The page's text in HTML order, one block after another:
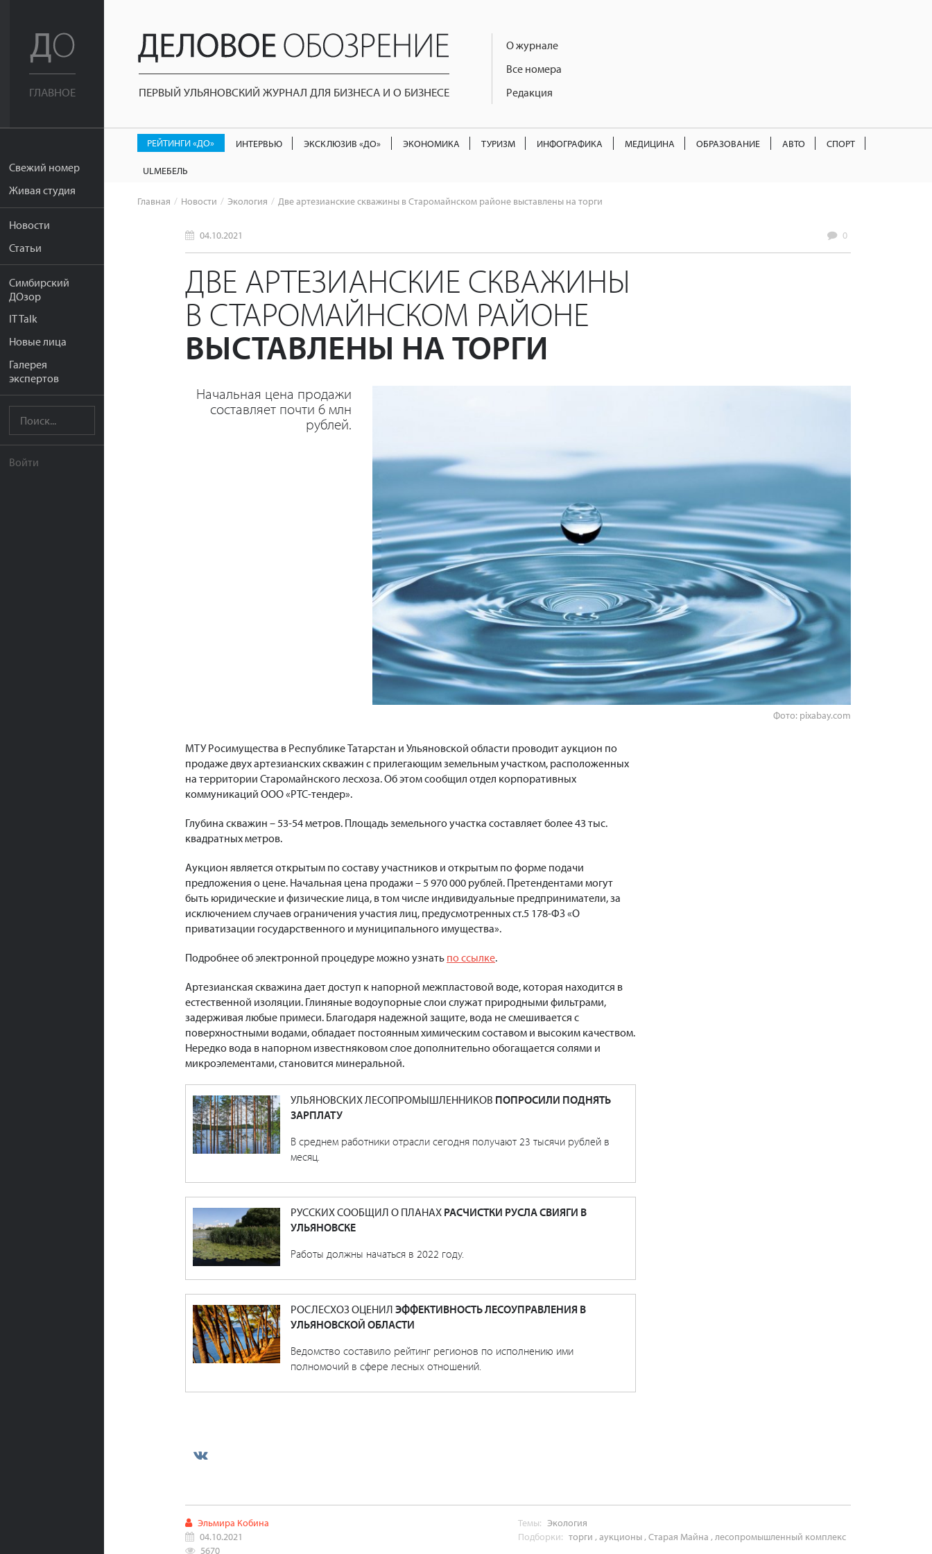
ГЛАВНОЕ
Свежий номер
Живая студия
Новости
Статьи
Симбирский
ДОзор
IT Talk
Новые лица
Галерея
экспертов
Войти
ПЕРВЫЙ УЛЬЯНОВСКИЙ ЖУРНАЛ ДЛЯ БИЗНЕСА И О БИЗНЕСЕ
О журнале
Все номера
Редакция
РЕЙТИНГИ «ДО» ИНТЕРВЬЮ ЭКСКЛЮЗИВ «ДО» ЭКОНОМИКА ТУРИЗМ ИНФОГРАФИКА МЕДИЦИНА ОБРАЗОВАНИЕ АВТО СПОРТ
ULМЕБЕЛЬ
Главная Новости Экология Две артезианские скважины в Старомайнском районе выставлены на торги
04.10.2021 0
ДВЕ АРТЕЗИАНСКИЕ СКВАЖИНЫ
В СТАРОМАЙНСКОМ РАЙОНЕ
ВЫСТАВЛЕНЫ НА ТОРГИ
Начальная цена продажи
составляет почти 6 млн
рублей.
Фото: pixabay.com
МТУ Росимущества в Республике Татарстан и Ульяновской области проводит аукцион по
продаже двух артезианских скважин с прилегающим земельным участком, расположенных
на территории Старомайнского лесхоза. Об этом сообщил отдел корпоративных
коммуникаций ООО «РТС-тендер».
Глубина скважин – 53-54 метров. Площадь земельного участка составляет более 43 тыс.
квадратных метров.
Аукцион является открытым по составу участников и открытым по форме подачи
предложения о цене. Начальная цена продажи – 5 970 000 рублей. Претендентами могут
быть юридические и физические лица, в том числе индивидуальные предприниматели, за
исключением случаев ограничения участия лиц, предусмотренных ст.5 178-ФЗ «О
приватизации государственного и муниципального имущества».
Подробнее об электронной процедуре можно узнать поссылке.
Артезианская скважина дает доступ к напорной межпластовой воде, которая находится в
естественной изоляции. Глиняные водоупорные слои служат природными фильтрами,
задерживая любые примеси. Благодаря надежной защите, вода не смешивается с
поверхностными водами, обладает постоянным химическим составом и высоким качеством.
Нередко вода в напорном известняковом слое дополнительно обогащается солями и
микроэлементами, становится минеральной.
УЛЬЯНОВСКИХ ЛЕСОПРОМЫШЛЕННИКОВ ПОПРОСИЛИ ПОДНЯТЬ
ЗАРПЛАТУ
В среднем работники отрасли сегодня получают 23 тысячи рублей в
месяц.
РУССКИХ СООБЩИЛ О ПЛАНАХ РАСЧИСТКИ РУСЛА СВИЯГИ В
УЛЬЯНОВСКЕ
Работы должны начаться в 2022 году.
РОСЛЕСХОЗ ОЦЕНИЛ ЭФФЕКТИВНОСТЬ ЛЕСОУПРАВЛЕНИЯ В
УЛЬЯНОВСКОЙ ОБЛАСТИ
Ведомство составило рейтинг регионов по исполнению ими
полномочий в сфере лесных отношений.
Эльмира Кобина
04.10.2021
5670
Темы: Экология
Подборки: торги ,аукционы,Старая Майна ,лесопромышленный комплекс